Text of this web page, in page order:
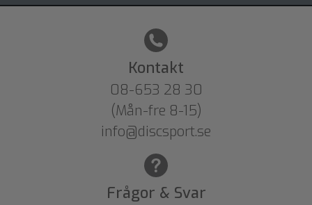
Kontakt
08-653 28 30
(Mån-fre 8-15)
info@discsport.se
Frågor & Svar